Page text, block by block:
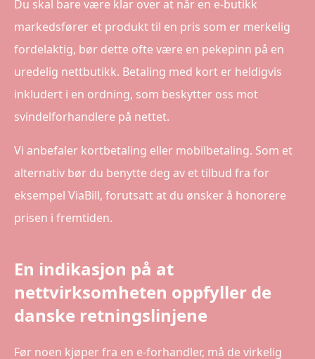
Du skal bare være klar over at når en e-butikk
markedsfører et produkt til en pris som er merkelig
fordelaktig, bør dette ofte være en pekepinn på en
uredelig nettbutikk. Betaling med kort er heldigvis
inkludert i en ordning, som beskytter oss mot
svindelforhandlere på nettet.
Vi anbefaler kortbetaling eller mobilbetaling. Som et
alternativ bør du benytte deg av et tilbud fra for
eksempel ViaBill, forutsatt at du ønsker å honorere
prisen i fremtiden.
En indikasjon på at
nettvirksomheten oppfyller de
danske retningslinjene
Før noen kjøper fra en e-forhandler, må de virkelig